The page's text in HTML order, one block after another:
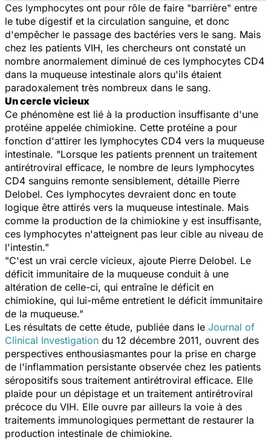
Ces lymphocytes ont pour rôle de faire "barrière" entre
le tube digestif et la circulation sanguine, et donc
d'empêcher le passage des bactéries vers le sang. Mais
chez les patients VIH, les chercheurs ont constaté un
nombre anormalement diminué de ces lymphocytes CD4
dans la muqueuse intestinale alors qu'ils étaient
paradoxalement très nombreux dans le sang.
Un cercle vicieux
Ce phénomène est lié à la production insuffisante d'une
protéine appelée chimiokine. Cette protéine a pour
fonction d'attirer les lymphocytes CD4 vers la muqueuse
intestinale. "Lorsque les patients prennent un traitement
antirétroviral efficace, le nombre de leurs lymphocytes
CD4 sanguins remonte sensiblement, détaille Pierre
Delobel. Ces lymphocytes devraient donc en toute
logique être attirés vers la muqueuse intestinale. Mais
comme la production de la chimiokine y est insuffisante,
ces lymphocytes n'atteignent pas leur cible au niveau de
l'intestin."
"C'est un vrai cercle vicieux, ajoute Pierre Delobel. Le
déficit immunitaire de la muqueuse conduit à une
altération de celle-ci, qui entraîne le déficit en
chimiokine, qui lui-même entretient le déficit immunitaire
de la muqueuse."
Les résultats de cette étude, publiée dans le Journal of
Clinical Investigation du 12 décembre 2011, ouvrent des
perspectives enthousiasmantes pour la prise en charge
de l'inflammation persistante observée chez les patients
séropositifs sous traitement antirétroviral efficace. Elle
plaide pour un dépistage et un traitement antirétroviral
précoce du VIH. Elle ouvre par ailleurs la voie à des
traitements immunologiques permettant de restaurer la
production intestinale de chimiokine.